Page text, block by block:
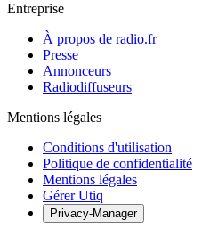
Entreprise
À propos de radio.fr
Presse
Annonceurs
Radiodiffuseurs
Mentions légales
Conditions d'utilisation
Politique de confidentialité
Mentions légales
Gérer Utiq
Privacy-Manager